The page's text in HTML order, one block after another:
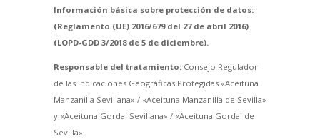
Información básica sobre protección de datos:
(Reglamento (UE) 2016/679 del 27 de abril 2016)
(LOPD-GDD 3/2018 de 5 de diciembre).
Responsable del tratamiento:Consejo Regulador
de las Indicaciones Geográficas Protegidas «Aceituna
Manzanilla Sevillana» / «Aceituna Manzanilla de Sevilla»
y «Aceituna Gordal Sevillana» / «Aceituna Gordal de
Sevilla».